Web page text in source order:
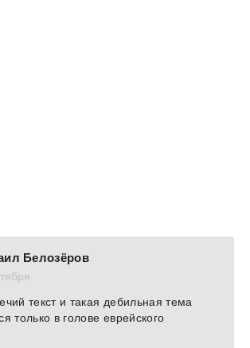
Белозёров
текст и такая дебильная тема
только в голове еврейского